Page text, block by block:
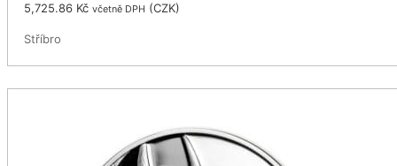
5,725.86 Kč včetně DPH (CZK)
Stříbro